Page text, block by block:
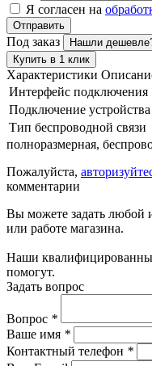
Я согласен на
Отправить
Под заказ
Нашли
Купить в 1 клик
Характеристики
Интерфейс подключения
Подключение устройства
Тип беспроводной связи
полноразмерная,
Пожалуйста,
комментарии
Вы можете задать любой
или работе магазина.
Наши
помогут.
Задать вопрос
Вопрос *
Ваше имя *
Контактный телефон *